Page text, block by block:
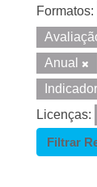
Formatos:
Anual
Licenças:
Filtrar